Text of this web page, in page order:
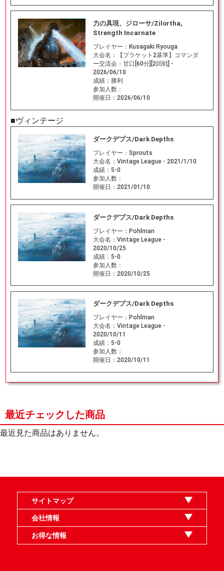
力の具現、ジローサ/Zilortha,
Strength Incarnate
プレイヤー： Kusagaki Ryouga
大会名：
【ブラケット2基準】コマンダ
ー交流会：甘口[60分][2回戦] -
2026/06/10
成績： 勝利
参加人数：
開催日： 2026/06/10
■ヴィンテージ
ダークデプス/Dark Depths
プレイヤー： Sprouts
大会名： Vintage League - 2021/1/10
成績： 5-0
参加人数：
開催日： 2021/01/10
ダークデプス/Dark Depths
プレイヤー： Pohlman
大会名： Vintage League -
2020/10/25
成績： 5-0
参加人数：
開催日： 2020/10/25
ダークデプス/Dark Depths
プレイヤー： Pohlman
大会名： Vintage League -
2020/10/11
成績： 5-0
参加人数：
開催日： 2020/10/11
最近チェックした商品
最近見た商品はありません。
サイトマップ
オンラインショップ
買取
記事
選手一覧
デッキ検索
デッキ構築
イベント・大会
店舗のご案内
お問い合わせ
ヘルプ
FAQ
会社情報
利用規約
スタッフ募集
特定商取引法表示
個人情報保護指針
企業情報
お得な情報